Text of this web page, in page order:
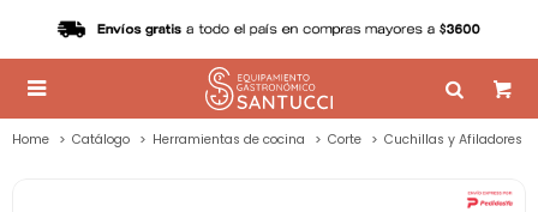

Home Catálogo Herramientas de cocina Corte Cuchillas y Afiladores